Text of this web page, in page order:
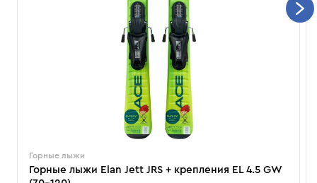
Горные лыжи
Горные лыжи Elan Jett JRS + крепления EL 4.5 GW